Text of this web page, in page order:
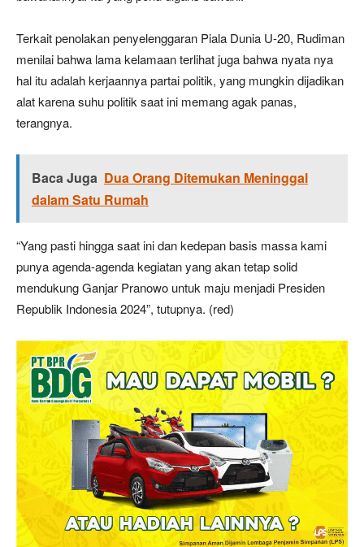
Terkait penolakan penyelenggaran Piala Dunia U-20, Rudiman
menilai bahwa lama kelamaan terlihat juga bahwa nyata nya
hal itu adalah kerjaannya partai politik, yang mungkin dijadikan
alat karena suhu politik saat ini memang agak panas,
terangnya.
Baca Juga Dua Orang Ditemukan Meninggal
dalam Satu Rumah
“Yang pasti hingga saat ini dan kedepan basis massa kami
punya agenda-agenda kegiatan yang akan tetap solid
mendukung Ganjar Pranowo untuk maju menjadi Presiden
Republik Indonesia 2024”, tutupnya. (red)